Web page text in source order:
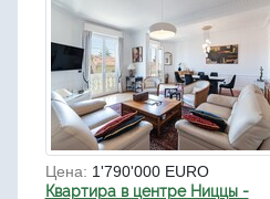
Цена: 1'790'000 EURO
Квартира в центре Ниццы -